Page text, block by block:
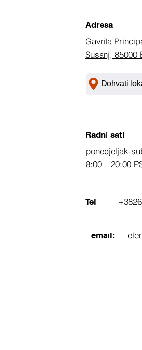
Adresa
Gavrila
Susanj, 85000
Dohvati
Radni sati
ponedjeljak-
8:00 – 20:00
Tel
email: